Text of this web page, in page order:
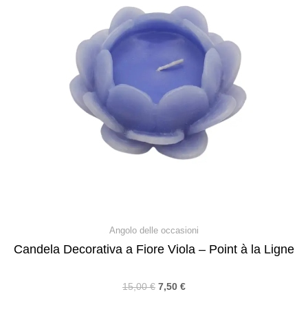
Angolo delle occasioni
Candela Decorativa a Fiore Viola – Point à la Ligne
15,00€ 7,50 €